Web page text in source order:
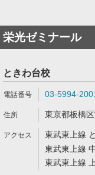
栄光ゼミナール
ときわ台校
03-5994-
東京都板橋
東武東上線
東武東上線
東武東上線